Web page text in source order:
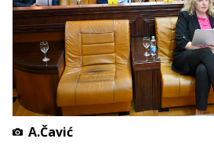
A.Čavić